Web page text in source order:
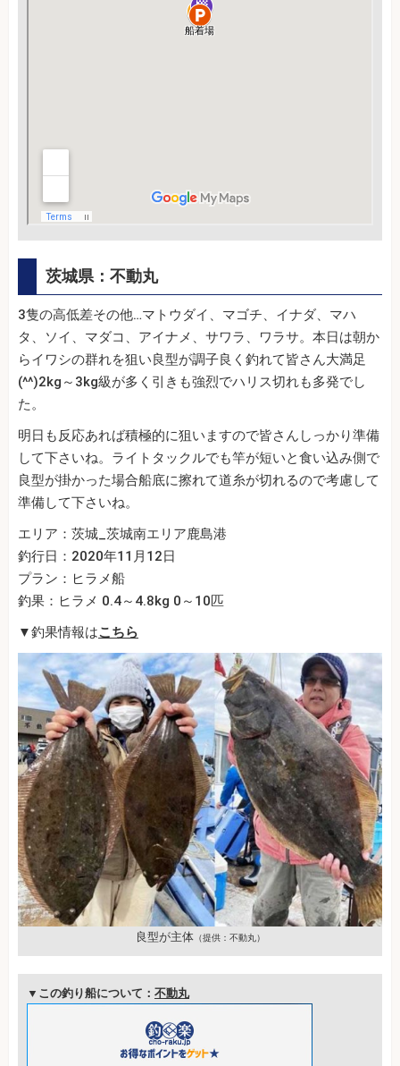
茨城県：不動丸
3隻の高低差その他…マトウダイ、マゴチ、イナダ、マハ
タ、ソイ、マダコ、アイナメ、サワラ、ワラサ。本日は朝か
らイワシの群れを狙い良型が調子良く釣れて皆さん大満足
(^^)2kg～3kg級が多く引きも強烈でハリス切れも多発でし
た。
明日も反応あれば積極的に狙いますので皆さんしっかり準備
して下さいね。ライトタックルでも竿が短いと食い込み側で
良型が掛かった場合船底に擦れて道糸が切れるので考慮して
準備して下さいね。
エリア：茨城_茨城南エリア鹿島港
釣行日：2020年11月12日
プラン：ヒラメ船
釣果：ヒラメ 0.4～4.8kg 0～10匹
▼釣果情報はこちら
良型が主体（提供：不動丸）
▼この釣り船について： 不動丸